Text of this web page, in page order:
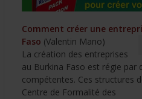
Comment créer une
Faso (Valentin Mano)
La création des entreprises
au Burkina Faso est régie par
compétentes. Ces structures
Centre de Formalité des